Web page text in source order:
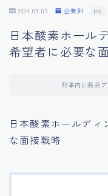
10.フィードバック
11.オンライン面接
14.キャリアアップ
15.職場適応力をア
2024.05.03 企業別 PR
日本酸素ホール
希望者に必要な
記事内に商品
日本酸素ホールディ
な面接戦略